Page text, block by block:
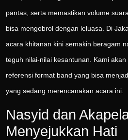
pantas, serta memastikan volume
bisa mengobrol dengan leluasa. Di
acara khitanan kini semakin beragam
teguh nilai-nilai kesantunan. Kami
referensi format band yang bisa
yang sedang merencanakan acara ini.
Nasyid dan
Menyejukkan Hati